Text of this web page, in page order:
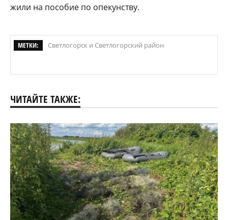
жили на пособие по опекунству.
МЕТКИ: Светлогорск и Светлогорский район
ЧИТАЙТЕ ТАКЖЕ: